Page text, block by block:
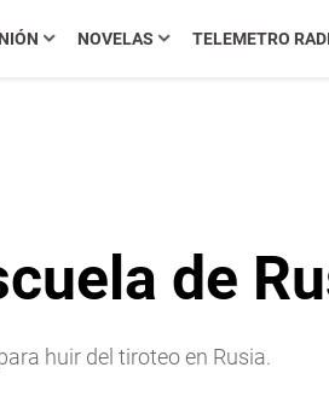
NOVELAS TELEMETRO
de
huir del tiroteo en Rusia.